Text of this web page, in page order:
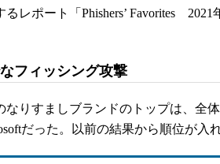
レポート「Phishers’ Favorites 2021
フィッシング攻撃
りすましブランドのトップは、全
だった。以前の結果から順位が入